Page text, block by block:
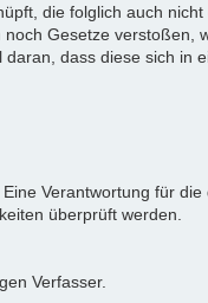
die folglich auch nicht
Gesetze verstoßen,
dass diese sich in
Verantwortung für
überprüft werden.
Verfasser.